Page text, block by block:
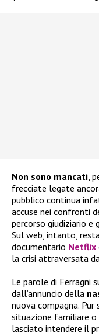
Non sono mancati ,
frecciate legate
pubblico continua
accuse nei confronti
percorso giudiziario
Sul web, intanto,
documentario Netflix
la crisi attraversata
Le parole di Ferragni
dall’annuncio della
nuova compagna.
situazione familiare o
lasciato intendere il